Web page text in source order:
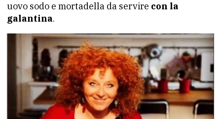
uovo sodo e mortadella da servire con la
galantina.